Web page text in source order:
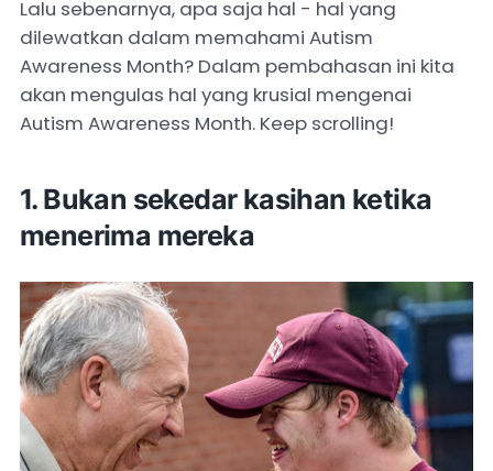
Lalu sebenarnya, apa saja hal - hal yang
dilewatkan dalam memahami Autism
Awareness Month? Dalam pembahasan ini kita
akan mengulas hal yang krusial mengenai
Autism Awareness Month. Keep scrolling!
1. Bukan sekedar kasihan ketika
menerima mereka